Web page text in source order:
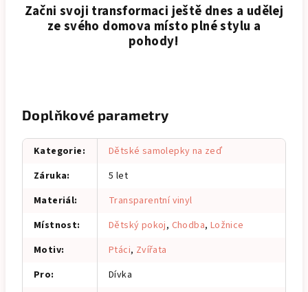
Začni svoji transformaci ještě dnes a udělej
ze svého domova místo plné stylu a
pohody!
Doplňkové parametry
Kategorie:
Dětské samolepky na zeď
Záruka:
5 let
Materiál:
Transparentní vinyl
Místnost: Dětský pokoj, Chodba, Ložnice
Motiv: Ptáci, Zvířata
Pro:
Dívka